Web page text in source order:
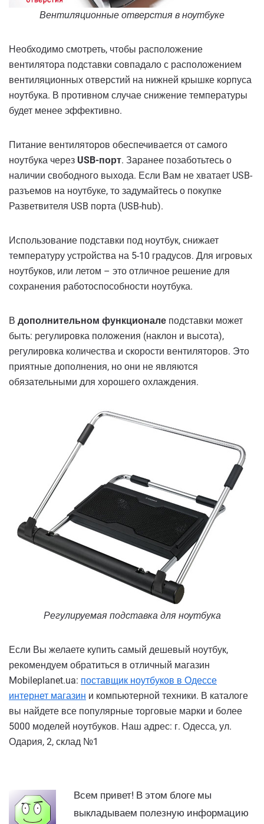
Вентиляционные отверстия в ноутбуке
Необходимо смотреть, чтобы расположение
вентилятора подставки совпадало с расположением
вентиляционных отверстий на нижней крышке корпуса
ноутбука. В противном случае снижение температуры
будет менее эффективно.
Питание вентиляторов обеспечивается от самого
ноутбука через USB-порт. Заранее позаботьтесь о
наличии свободного выхода. Если Вам не хватает USB-
разъемов на ноутбуке, то задумайтесь о покупке
Разветвителя USB порта (USB-hub).
Использование подставки под ноутбук, снижает
температуру устройства на 5-10 градусов. Для игровых
ноутбуков, или летом – это отличное решение для
сохранения работоспособности ноутбука.
В дополнительном функционале подставки может
быть: регулировка положения (наклон и высота),
регулировка количества и скорости вентиляторов. Это
приятные дополнения, но они не являются
обязательными для хорошего охлаждения.
Регулируемая подставка для ноутбука
Если Вы желаете купить самый дешевый ноутбук,
рекомендуем обратиться в отличный магазин
Mobileplanet.ua: поставщик ноутбуков в Одессе
интернет магазин и компьютерной техники. В каталоге
вы найдете все популярные торговые марки и более
5000 моделей ноутбуков. Наш адрес: г. Одесса, ул.
Одария, 2, склад №1
Всем привет! В этом блоге мы
выкладываем полезную информацию